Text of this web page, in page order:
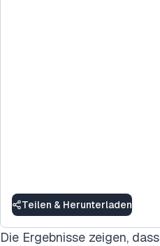
Teilen & Herunterladen
Die Ergebnisse zeigen, dass